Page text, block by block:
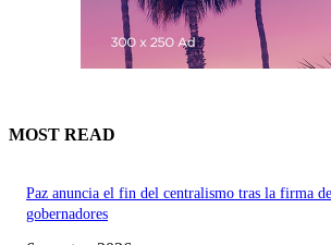
MOST READ
Paz anuncia el fin del centralismo tras la firma
gobernadores